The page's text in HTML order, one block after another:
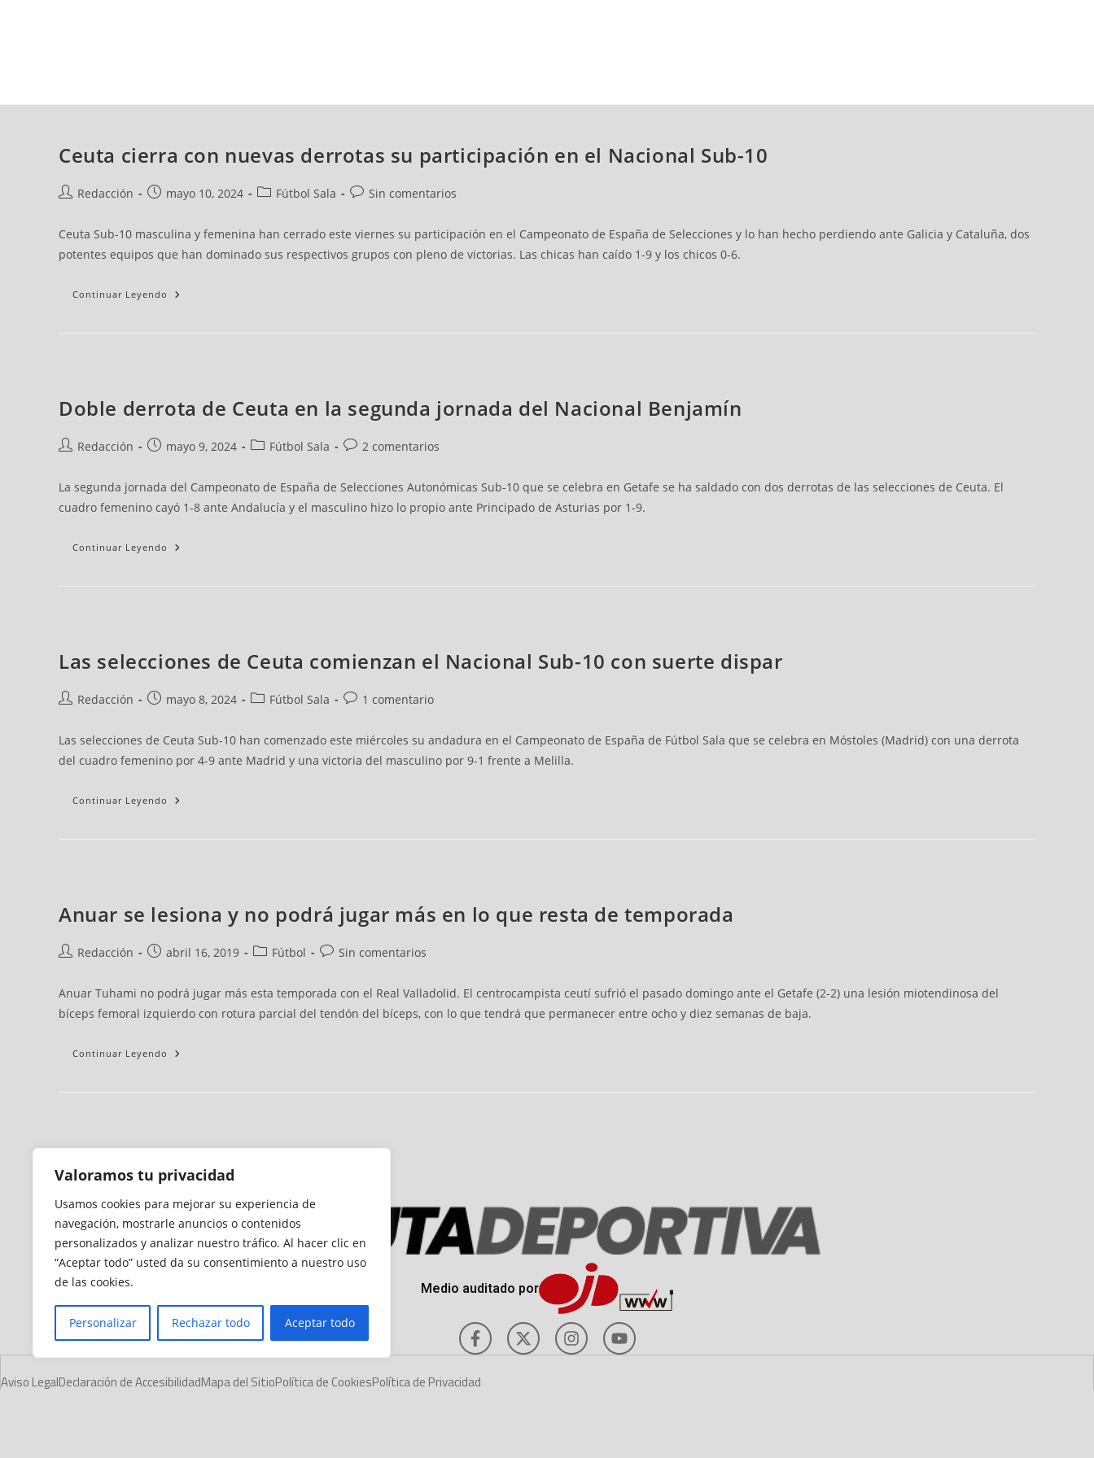
Valoramos tu privacidad
Usamos cookies para mejorar su experiencia de
navegación, mostrarle anuncios o contenidos
personalizados y analizar nuestro tráfico. Al hacer clic en
“Aceptar todo” usted da su consentimiento a nuestro uso
de las cookies.
Personalizar Rechazar todo Aceptar todo
Ceuta cierra con nuevas derrotas su participación en el Nacional Sub-10
Redacción mayo 10, 2024 Fútbol Sala Sin comentarios
Ceuta Sub-10 masculina y femenina han cerrado este viernes su participación en el Campeonato de España de Selecciones y lo han hecho perdiendo ante Galicia y Cataluña, dos
potentes equipos que han dominado sus respectivos grupos con pleno de victorias. Las chicas han caído 1-9 y los chicos 0-6.
Continuar Leyendo
Doble derrota de Ceuta en la segunda jornada del Nacional Benjamín
Redacción mayo 9, 2024 Fútbol Sala 2 comentarios
La segunda jornada del Campeonato de España de Selecciones Autonómicas Sub-10 que se celebra en Getafe se ha saldado con dos derrotas de las selecciones de Ceuta. El
cuadro femenino cayó 1-8 ante Andalucía y el masculino hizo lo propio ante Principado de Asturias por 1-9.
Continuar Leyendo
Las selecciones de Ceuta comienzan el Nacional Sub-10 con suerte dispar
Redacción mayo 8, 2024 Fútbol Sala 1 comentario
Las selecciones de Ceuta Sub-10 han comenzado este miércoles su andadura en el Campeonato de España de Fútbol Sala que se celebra en Móstoles (Madrid) con una derrota
del cuadro femenino por 4-9 ante Madrid y una victoria del masculino por 9-1 frente a Melilla.
Continuar Leyendo
Anuar se lesiona y no podrá jugar más en lo que resta de temporada
Redacción abril 16, 2019 Fútbol Sin comentarios
Anuar Tuhami no podrá jugar más esta temporada con el Real Valladolid. El centrocampista ceutí sufrió el pasado domingo ante el Getafe (2-2) una lesión miotendinosa del
bíceps femoral izquierdo con rotura parcial del tendón del bíceps, con lo que tendrá que permanecer entre ocho y diez semanas de baja.
Continuar Leyendo
Medio auditado por
Aviso LegalDeclaración de AccesibilidadMapa del SitioPolítica de CookiesPolítica de Privacidad